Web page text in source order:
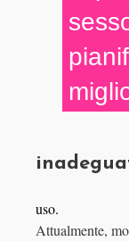
uso.
Attualmente,